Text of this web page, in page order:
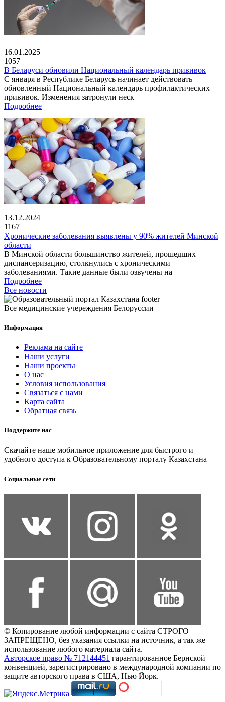
16.01.2025
1057
В Беларуси обновили Национальный календарь прививок
С января в Республике Беларусь начинает действовать
обновленный Национальный календарь профилактических
прививок. Изменения затронули неск
Подробнее
13.12.2024
1167
Хронические заболевания выявлены у 90% жителей Минской
области
В Минской области большинство жителей, прошедших
диспансеризацию, столкнулись с хроническими
заболеваниями. Такие данные были озвучены на
Подробнее
Все новости
Все медицинские учереждения Белоруссии
Информация
Реклама на сайте
Наши услуги
Наши проекты
О нас
Условия использования
Связаться с нами
Карта сайта
Обратная связь
Поддержите нас
Скачайте наше мобильное приложение для быстрого и
удобного доступа к Образовательному порталу Казахстана
Социальные сети
© Копирование любой информации с сайта СТРОГО
ЗАПРЕЩЕНО, без указания ссылки на источник, а так же
использование любого материала сайта.
Авторское право № 712144451 гарантированное Бернской
конвенцией, зарегистрировано в международной компании по
защите авторского права в США, Нью Йорк.